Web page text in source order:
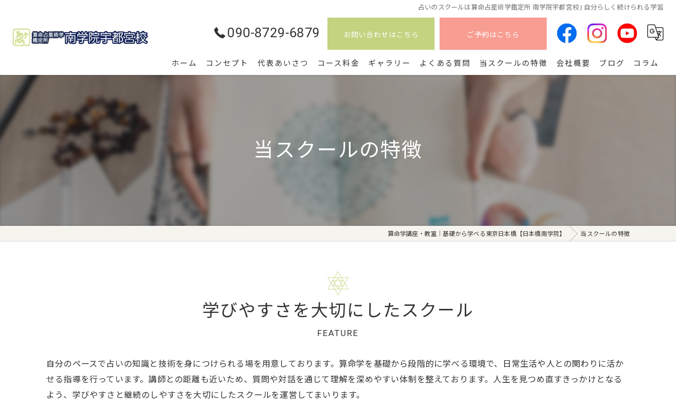
占いのスクールは算命占星術学鑑定所 南学院宇都宮校 | 自分らしく続けられる学習
090-8729-6879 お問い合わせはこちら ご予約はこちら
ホーム コンセプト 代表あいさつ コース料金 ギャラリー よくある質問 当スクールの特徴 会社概要 ブログ コラム
当スクールの特徴
算命学講座・教室｜基礎から学べる東京日本橋【日本橋南学院】 当スクールの特徴
学びやすさを大切にしたスクール
FEATURE
自分のペースで占いの知識と技術を身につけられる場を用意しております。算命学を基礎から段階的に学べる環境で、日常生活や人との関わりに活か
せる指導を行っています。講師との距離も近いため、質問や対話を通じて理解を深めやすい体制を整えております。人生を見つめ直すきっかけとなる
よう、学びやすさと継続のしやすさを大切にしたスクールを運営してまいります。